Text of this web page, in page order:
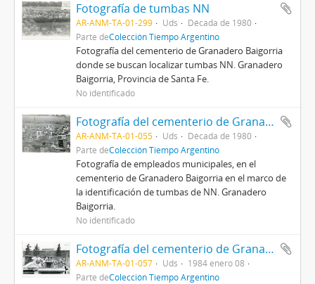
Fotografía de tumbas NN
AR-ANM-TA-01-299 Uds
Década de 1980
Parte deColección Tiempo Argentino
Fotografía del cementerio de Granadero Baigorria
donde se buscan localizar tumbas NN. Granadero
Baigorria, Provincia de Santa Fe.
No identificado
Fotografía del cementerio de Granadero Baigorria
AR-ANM-TA-01-055 Uds
Década de 1980
Parte deColección Tiempo Argentino
Fotografía de empleados municipales, en el
cementerio de Granadero Baigorria en el marco de
la identificación de tumbas de NN. Granadero
Baigorria.
No identificado
Fotografía del cementerio de Granadero Baigorria
AR-ANM-TA-01-057 Uds
1984 enero 08
Parte deColección Tiempo Argentino